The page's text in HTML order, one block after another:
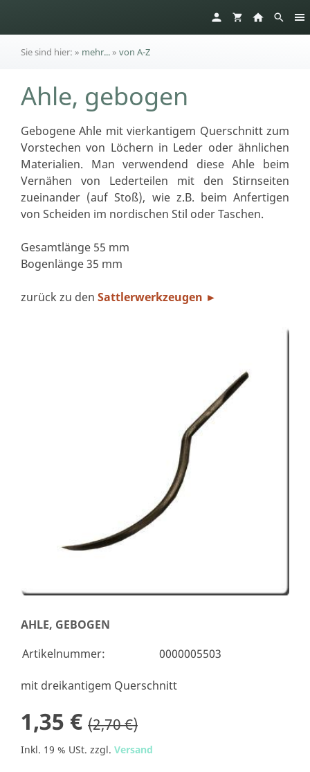
Sie sind hier: » mehr...» von A-Z
Ahle, gebogen
Gebogene Ahle mit vierkantigem Querschnitt zum
Vorstechen von Löchern in Leder oder ähnlichen
Materialien. Man verwendend diese Ahle beim
Vernähen von Lederteilen mit den Stirnseiten
zueinander (auf Stoß), wie z.B. beim Anfertigen
von Scheiden im nordischen Stil oder Taschen.
Gesamtlänge 55 mm
Bogenlänge 35 mm
zurück zu den Sattlerwerkzeugen ►
AHLE, GEBOGEN
Artikelnummer:
0000005503
mit dreikantigem Querschnitt
1,35 € (2,70 €)
Inkl. 19 % USt. zzgl. Versand